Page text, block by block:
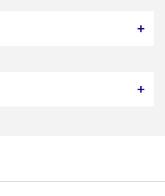
＋
＋